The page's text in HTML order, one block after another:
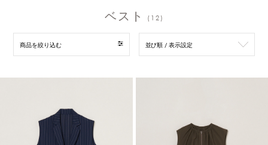
ベスト (12)
商品を絞り込む 並び順 / 表示設定